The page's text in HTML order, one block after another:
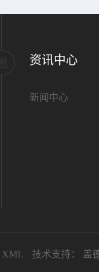
资讯中心
新闻中心
XML 技术支持： 盖